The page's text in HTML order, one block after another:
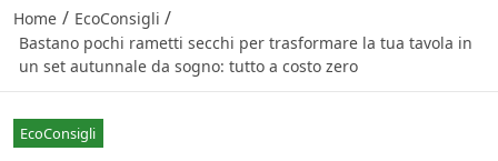
Home / EcoConsigli /
Bastano pochi rametti secchi per trasformare la tua tavola in
un set autunnale da sogno: tutto a costo zero
EcoConsigli